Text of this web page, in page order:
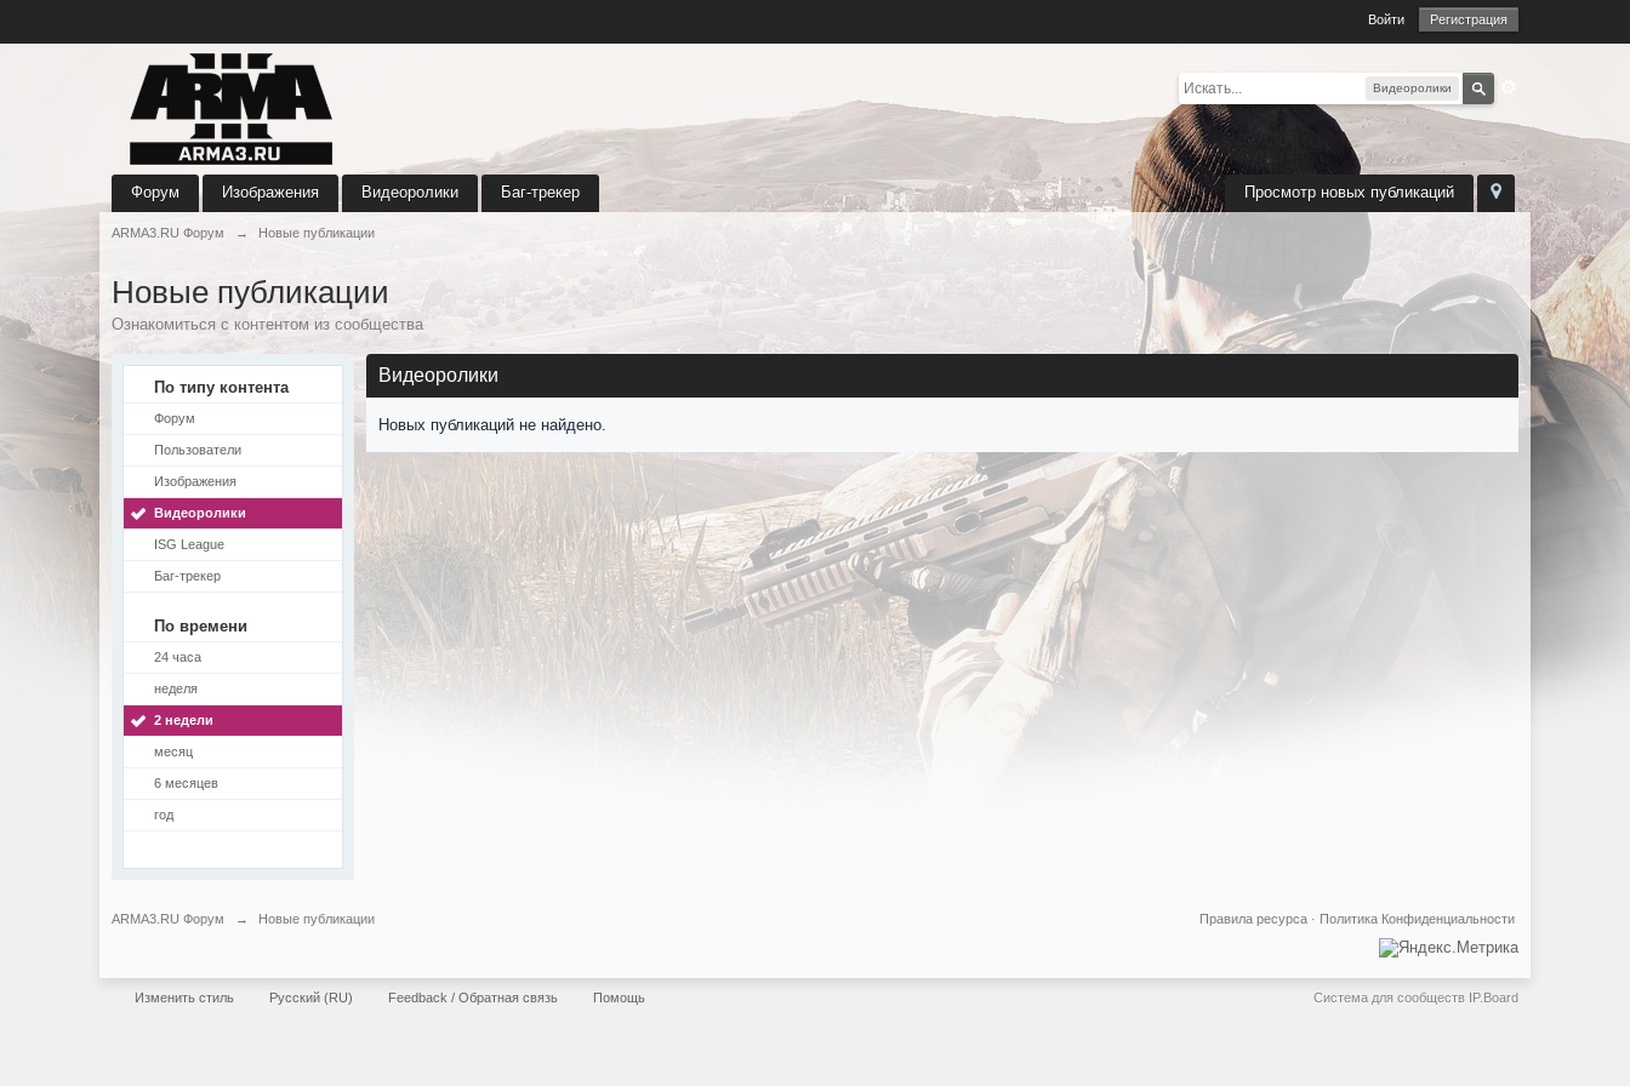
Войти Регистрация
Видеоролики
Просмотр новых публикаций
Форум Изображения Видеоролики Баг-трекер
ARMA3.RU Форум → Новые публикации
Новые публикации
Ознакомиться с контентом из сообщества
По типу контента
Форум
Пользователи
Изображения
Видеоролики
ISG League
Баг-трекер
По времени
24 часа
неделя
2 недели
месяц
6 месяцев
год
Видеоролики
Новых публикаций не найдено.
ARMA3.RU Форум → Новые публикации Политика Конфиденциальности
Правила ресурса ·
Изменить стиль Русский (RU) Feedback / Обратная связь Помощь Система для сообществ IP.Board